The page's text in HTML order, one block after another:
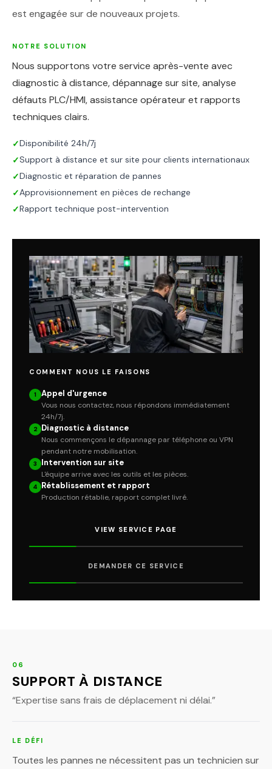
est engagée sur de nouveaux projets.
NOTRE SOLUTION
Nous supportons votre service après-vente avec
diagnostic à distance, dépannage sur site, analyse
défauts PLC/HMI, assistance opérateur et rapports
techniques clairs.
✓Disponibilité 24h/7j
✓Support à distance et sur site pour clients internationaux
✓Diagnostic et réparation de pannes
✓Approvisionnement en pièces de rechange
✓Rapport technique post-intervention
COMMENT NOUS LE FAISONS
1 Appel d'urgence
Vous nous contactez, nous répondons immédiatement
24h/7j.
2 Diagnostic à distance
Nous commençons le dépannage par téléphone ou VPN
pendant notre mobilisation.
3 Intervention sur site
L'équipe arrive avec les outils et les pièces.
4 Rétablissement et rapport
Production rétablie, rapport complet livré.
VIEW SERVICE PAGE
DEMANDER CE SERVICE
06
SUPPORT À DISTANCE
“Expertise sans frais de déplacement ni délai.”
LE DÉFI
Toutes les pannes ne nécessitent pas un technicien sur